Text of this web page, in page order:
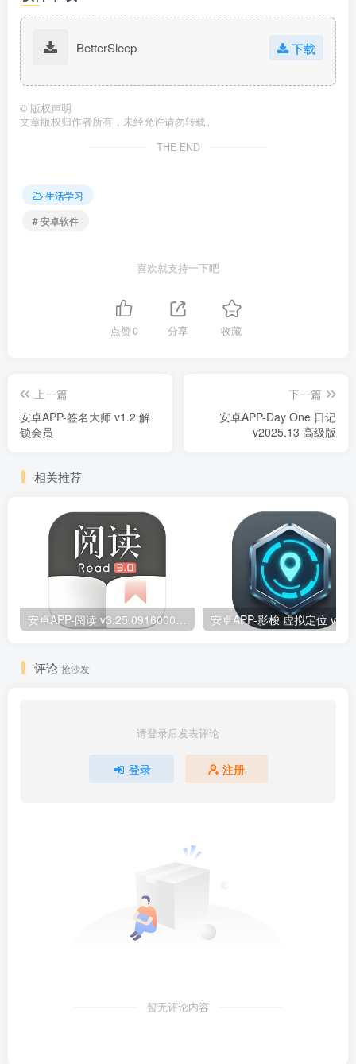
BetterSleep 下载
© 版权声明
文章版权归作者所有，未经允许请勿转载。
THE END
生活学习
# 安卓软件
喜欢就支持一下吧
点赞0 分享 收藏
上一篇
安卓APP-签名大师 v1.2 解
锁会员
下一篇
安卓APP-Day One 日记
v2025.13 高级版
相关推荐
安卓APP-阅读 v3.25.09160000 原版/去除书源限制/内置书源版
评论 抢沙发
请登录后发表评论
登录 注册
暂无评论内容